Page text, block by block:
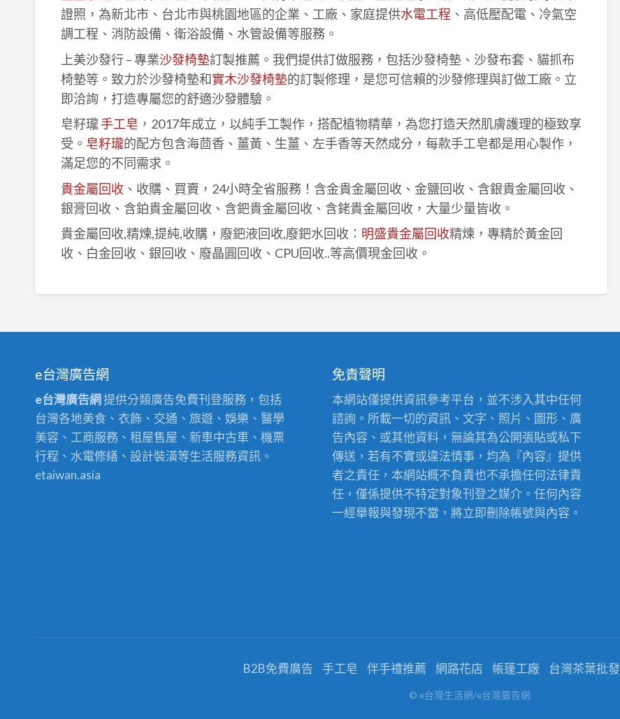
證照，為新北市、台北市與桃園地區的企業、工廠、家庭提供水電工程 、高低壓配電、冷氣空
調工程、消防設備、衛浴設備、水管設備等服務。
上美沙發行 – 專業沙發椅墊訂製推薦。我們提供訂做服務，包括沙發椅墊、沙發布套、貓抓布
椅墊等。致力於沙發椅墊和實木沙發椅墊的訂製修理，是您可信賴的沙發修理與訂做工廠。立
即洽詢，打造專屬您的舒適沙發體驗。
皂籽瓏手工皂 ，2017年成立，以純手工製作，搭配植物精華，為您打造天然肌膚護理的極致享
受。 皂籽瓏的配方包含海茴香、薑黃、生薑、左手香等天然成分，每款手工皂都是用心製作，
滿足您的不同需求。
貴金屬回收、收購、買賣，24小時全省服務！含金貴金屬回收、金鹽回收、含銀貴金屬回收、
銀膏回收、含鉑貴金屬回收、含鈀貴金屬回收、含銠貴金屬回收，大量少量皆收。
貴金屬回收,精煉,提純,收購，廢鈀液回收,廢鈀水回收： 明盛貴金屬回收精煉，專精於黃金回
收、白金回收、銀回收、廢晶圓回收、CPU回收..等高價現金回收。
e台灣廣告網
e台灣廣告網提供分類廣告免費刊登服務，包括
台灣各地美食、衣飾、交通、旅遊、娛樂、醫學
美容、工商服務、租屋售屋、新車中古車、機票
行程、水電修繕、設計裝潢等生活服務資訊。
etaiwan.asia
免責聲明
本網站僅提供資訊參考平台，並不涉入其中任何
諮詢。所載一切的資訊、文字、照片、圖形、廣
告內容、或其他資料，無論其為公開張貼或私下
傳送，若有不實或違法情事，均為『內容』提供
者之責任，本網站概不負責也不承擔任何法律責
任，僅係提供不特定對象刊登之媒介。任何內容
一經舉報與發現不當，將立即刪除帳號與內容。
B2B免費廣告 手工皂 伴手禮推薦 網路花店 帳蓬工廠 台灣茶葉批發
© e台灣生活網/e台灣廣告網